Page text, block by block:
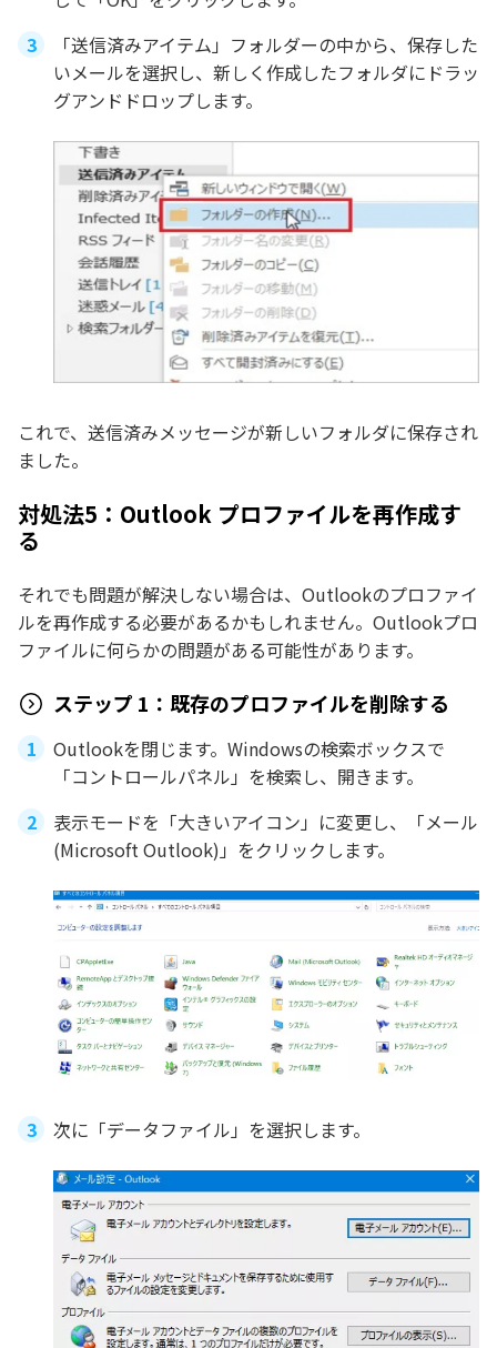
「送信済みアイテム」フォルダーの中から、保存した
いメールを選択し、新しく作成したフォルダにドラッ
グアンドドロップします。
これで、送信済みメッセージが新しいフォルダに保存され
ました。
対処法5：Outlook プロファイルを再作成す
る
それでも問題が解決しない場合は、Outlookのプロファイ
ルを再作成する必要があるかもしれません。Outlookプロ
ファイルに何らかの問題がある可能性があります。
ステップ 1：既存のプロファイルを削除する
Outlookを閉じます。Windowsの検索ボックスで
「コントロールパネル」を検索し、開きます。
表示モードを「大きいアイコン」に変更し、「メール
(Microsoft Outlook)」をクリックします。
次に「データファイル」を選択します。